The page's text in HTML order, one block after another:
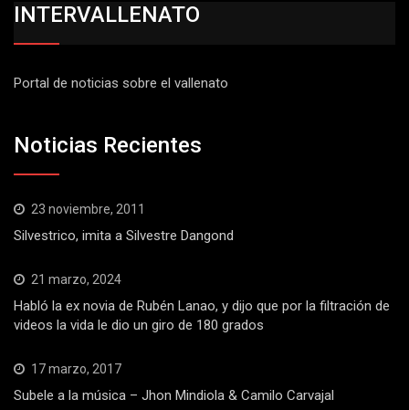
INTERVALLENATO
Portal de noticias sobre el vallenato
Noticias Recientes
23 noviembre, 2011
Silvestrico, imita a Silvestre Dangond
21 marzo, 2024
Habló la ex novia de Rubén Lanao, y dijo que por la filtración de
videos la vida le dio un giro de 180 grados
17 marzo, 2017
Subele a la música – Jhon Mindiola & Camilo Carvajal